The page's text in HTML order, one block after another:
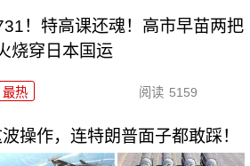
！特高课还魂！高市早苗两把
烧穿日本国运
最热 阅读 5159
操作，连特朗普面子都敢踩！